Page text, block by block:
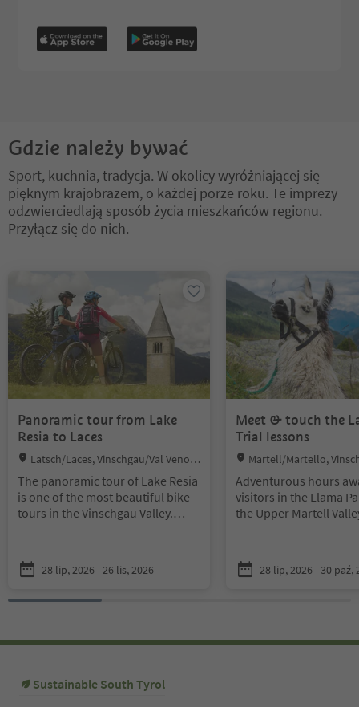
Gdzie należy bywać
Sport, kuchnia, tradycja. W okolicy wyróżniającej się
pięknym krajobrazem, o każdej porze roku. Te imprezy
odzwierciedlają sposób życia mieszkańców regionu.
Przyłącz się do nich.
Panoramic tour from Lake
Resia to Laces
Location:
Latsch/Laces, Vinschgau/Val Venost
The panoramic tour of Lake Resia
is one of the most beautiful bike
tours in the Vinschgau Valley.
the Cevedale in front of your eyes.
Shuttle Transfer - The tour ist not
28 lip, 2026 - 26 lis, 2026
Meet & touch the
Trial lessons
Location:
Martell/Martello,
Adventurous hours
visitors in the Llama
the Upper Martell
you can get to know
curious animals, get
through the meadows
28 lip, 2026 - 30 paź,
Sustainable South Tyrol